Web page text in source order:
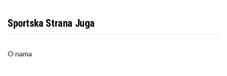
Sportska Strana Juga
O nama